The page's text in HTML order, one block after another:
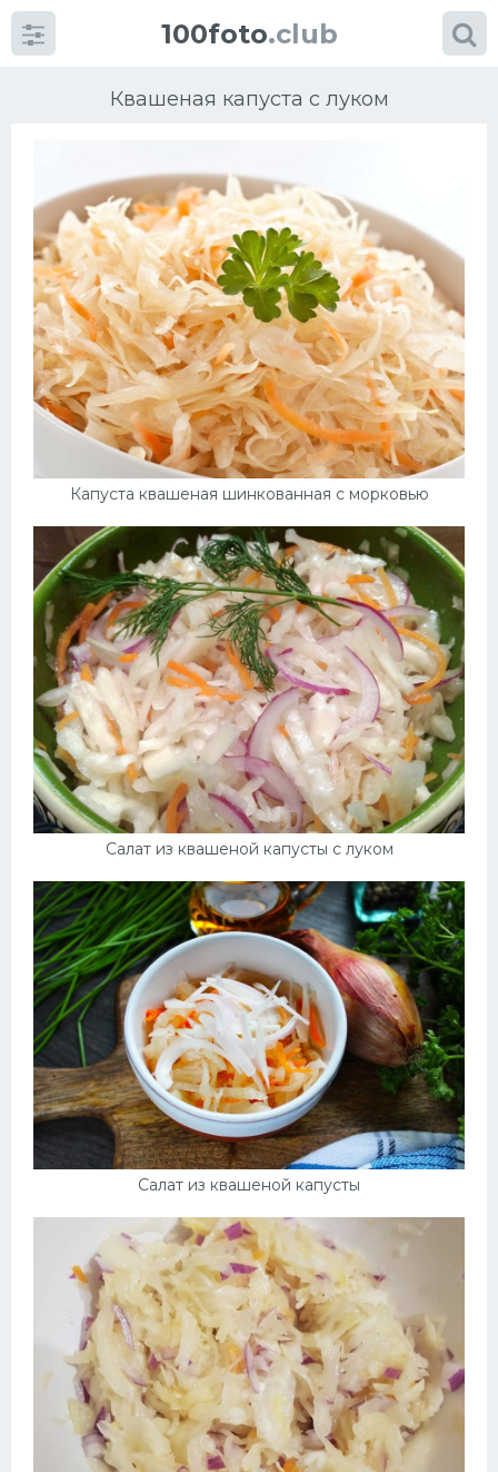
100foto.club
Квашеная капуста с луком
Капуста квашеная шинкованная с морковью
Салат из квашеной капусты с луком
Салат из квашеной капусты
Категориикартинок
Супы
Мясные блюда
Печенье
Выпечка
Десерт
Напитки
Дизайн комнаты